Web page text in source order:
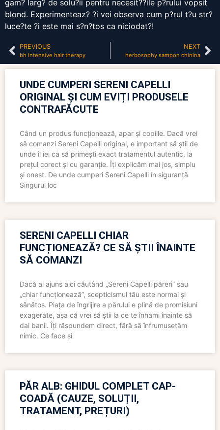
gam? larg? de solu?ii pentru necesit??ile p?rului vopsit
blond. Experimenteaz? ?i vei observa cum p?rul t?u str?
luce?te ?i este mai s?n?tos ca niciodat?!
PREVIOUS
bh intensive hair therapy
NEXT
herbosophy sampon chinina
UNDE CUMPERI SERENI CAPELLI
ORIGINAL ȘI CUM EVIȚI PRODUSELE
CONTRAFĂCUTE
Când un produs funcționează, apar și copiile. Dacă vrei
să comanzi Sereni Capelli original, e important să știi de
unde îl iei ca să primești exact tratamentul autentic, la
prețul corect și cu garanție. Îți explicăm mai jos, simplu
și onest. De unde cumperi Sereni Capelli în siguranță
Singurul loc
SERENI CAPELLI CHIAR
FUNCȚIONEAZĂ? CE SĂ ȘTII ÎNAINTE
SĂ COMANZI
Dacă ai ajuns aici căutând „Sereni Capelli păreri” sau
„chiar funcționează”, scepticismul tău este normal și
sănătos. Piața de îngrijire a părului e plină de promisiuni
exagerate, așa că vrei să știi la ce te înhami înainte să
dai banii. Îți răspundem direct, fără să înfrumusețăm
nimic. Ce face și
PĂR ALB: GHIDUL COMPLET CAP-
COADĂ (CAUZE, SOLUȚII,
TRATAMENT, PREȚURI)